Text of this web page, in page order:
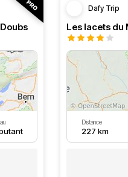
Dafy Trip
Les lacets du
Distance
227 km